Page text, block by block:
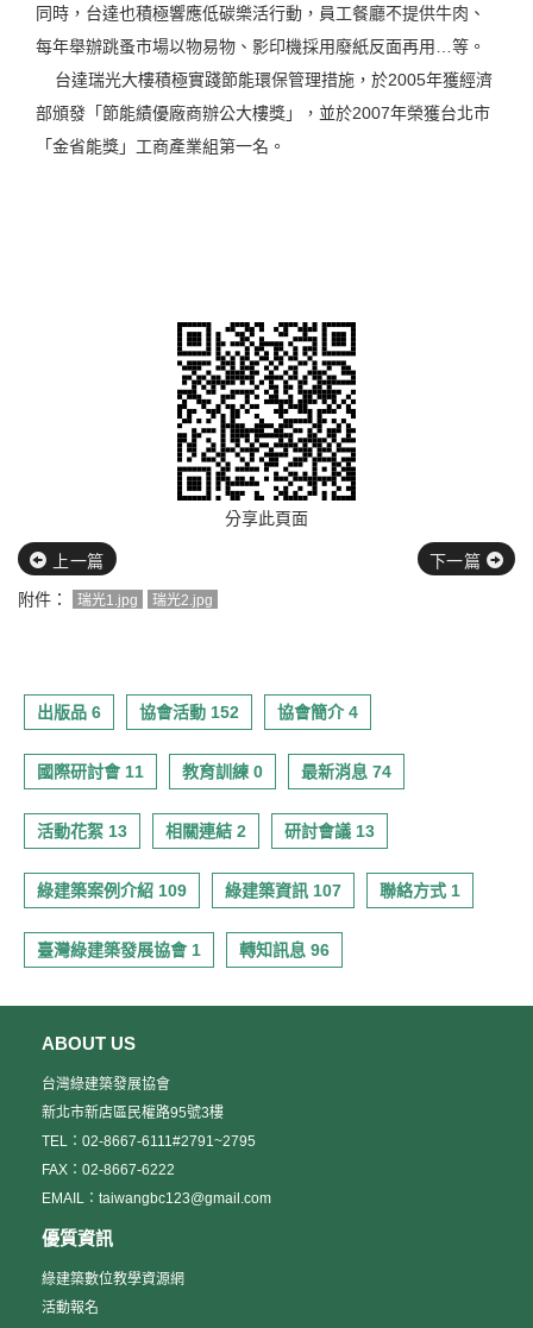
同時，台達也積極響應低碳樂活行動，員工餐廳不提供牛肉、
每年舉辦跳蚤市場以物易物、影印機採用廢紙反面再用…等。
台達瑞光大樓積極實踐節能環保管理措施，於2005年獲經濟
部頒發「節能績優廠商辦公大樓獎」，並於2007年榮獲台北市
「金省能獎」工商產業組第一名。
分享此頁面
上一篇
下一篇
附件：
瑞光1.jpg 瑞光2.jpg
出版品 6 協會活動 152 協會簡介 4
國際研討會 11 教育訓練 0 最新消息 74
活動花絮 13 相關連結 2 研討會議 13
綠建築案例介紹 109 綠建築資訊 107 聯絡方式 1
臺灣綠建築發展協會 1 轉知訊息 96
ABOUT US
台灣綠建築發展協會
新北市新店區民權路95號3樓
TEL：02-8667-6111#2791~2795
FAX：02-8667-6222
EMAIL：taiwangbc123@gmail.com
優質資訊
綠建築數位教學資源網
活動報名